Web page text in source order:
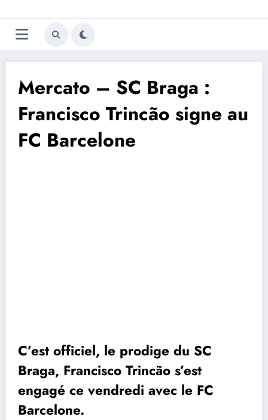
au
contenu
Trivela
L'actualité du football
Mercato – SC Braga :
Francisco Trincão signe au
FC Barcelone
C’est officiel, le prodige du SC
Braga, Francisco Trincão s’est
engagé ce vendredi avec le FC
Barcelone.